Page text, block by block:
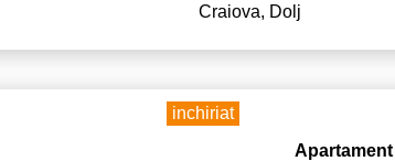
Craiova, Dolj
inchiriat
Apartament